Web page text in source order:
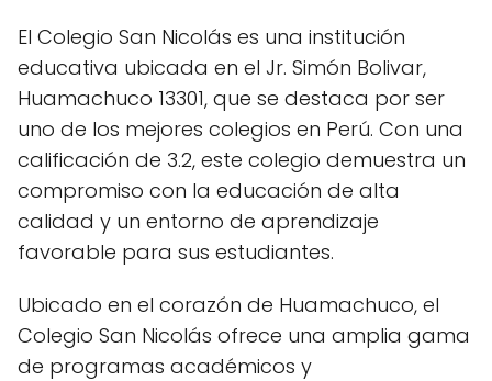
El Colegio San Nicolás es una institución
educativa ubicada en el Jr. Simón Bolivar,
Huamachuco 13301, que se destaca por ser
uno de los mejores colegios en Perú. Con una
calificación de 3.2, este colegio demuestra un
compromiso con la educación de alta
calidad y un entorno de aprendizaje
favorable para sus estudiantes.
Ubicado en el corazón de Huamachuco, el
Colegio San Nicolás ofrece una amplia gama
de programas académicos y